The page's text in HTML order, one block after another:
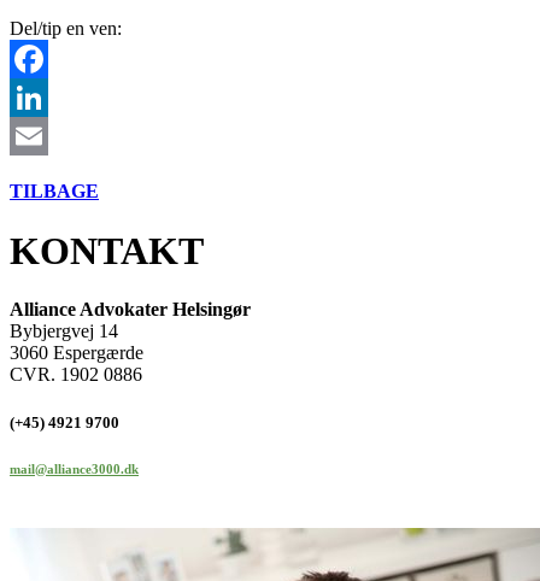
Del/tip en ven:
Facebook
LinkedIn
TILBAGE
KONTAKT
Alliance Advokater Helsingør
Bybjergvej 14
3060 Espergærde
CVR. 1902 0886
(+45) 4921 9700
mail@alliance3000.dk